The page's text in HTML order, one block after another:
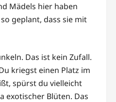
Mädels hier haben
geplant, dass sie mit
Das ist kein Zufall.
kriegst einen Platz im
spürst du vielleicht
exotischer Blüten. Das